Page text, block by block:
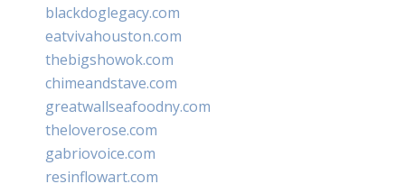
blackdoglegacy.com
eatvivahouston.com
thebigshowok.com
chimeandstave.com
greatwallseafoodny.com
theloverose.com
gabriovoice.com
resinflowart.com